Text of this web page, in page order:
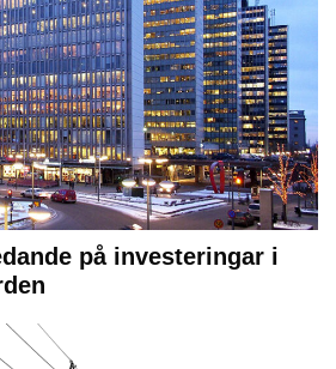
på investeringar i